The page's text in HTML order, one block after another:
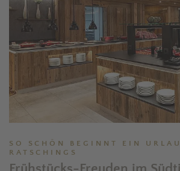
SO SCHÖN BEGINNT EIN
RATSCHINGS